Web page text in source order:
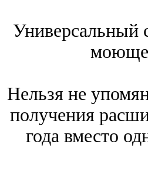
Универсальный
Нельзя не
получения
года вместо